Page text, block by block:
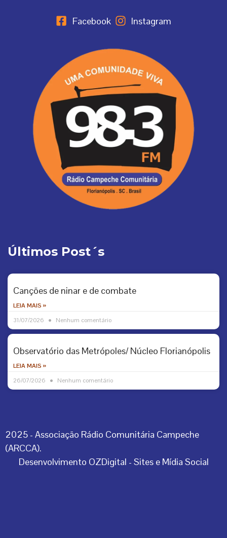
Últimos Post´s
Canções de ninar e de combate
LEIA MAIS »
31/07/2026
Nenhum comentário
Observatório das Metrópoles/ Núcleo Florianópolis
LEIA MAIS »
26/07/2026
Nenhum comentário
Facebook Instagram
2025 - Associação Rádio Comunitária Campeche
(ARCCA).
Desenvolvimento OZDigital - Sites e Mídia Social